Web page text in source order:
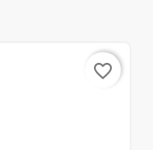
favorite_border